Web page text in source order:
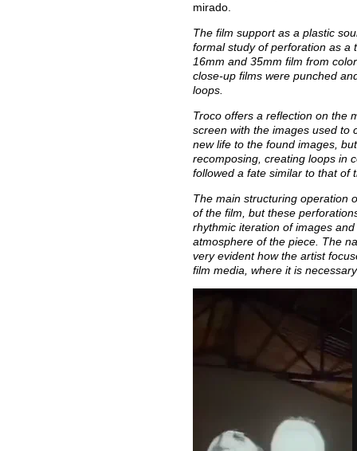
mirado.
The film support as a plastic
formal study of perforation as a
16mm and 35mm film from
close-up films were punched
loops.
Troco offers a reflection on the
screen with the images used to
new life to the found images,
recomposing, creating loops in
followed a fate similar to that of
The main structuring operation
of the film, but these
rhythmic iteration of images
atmosphere of the piece. The
very evident how the artist
film media, where it is